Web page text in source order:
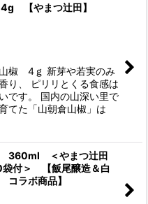
【やまつ辻田】
椒 4ｇ 新芽や若実のみ
り、 ピリリとくる食感は
です。 国内の山深い里で
てた「山朝倉山椒」は
360ml ＜やまつ辻田
袋付＞ 【飯尾醸造＆白
コラボ商品】